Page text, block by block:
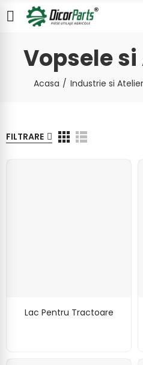
Vopsele
Acasa Industrie si Atelier
FILTRARE
Lac Pentru Tractoare